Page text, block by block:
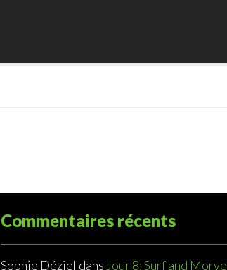
Commentaires récents
Sophie Déziel dans Jour 8: Surf and Morve